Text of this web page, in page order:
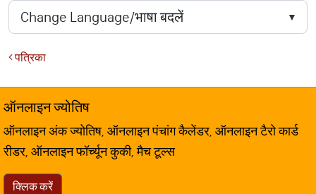
पत्रिका
ऑनलाइन ज्योतिष
ऑनलाइन अंक ज्योतिष, ऑनलाइन पंचांग कैलेंडर, ऑनलाइन टैरो कार्ड
रीडर, ऑनलाइन फॉर्च्यून कुकी, मैच टूल्स
क्लिक करें